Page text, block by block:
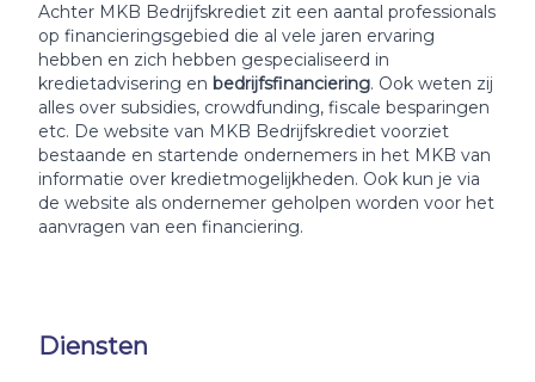
Achter MKB Bedrijfskrediet zit een aantal professionals
op financieringsgebied die al vele jaren ervaring
hebben en zich hebben gespecialiseerd in
kredietadvisering en bedrijfsfinanciering. Ook weten zij
alles over subsidies, crowdfunding, fiscale besparingen
etc. De website van MKB Bedrijfskrediet voorziet
bestaande en startende ondernemers in het MKB van
informatie over kredietmogelijkheden. Ook kun je via
de website als ondernemer geholpen worden voor het
aanvragen van een financiering.
Diensten